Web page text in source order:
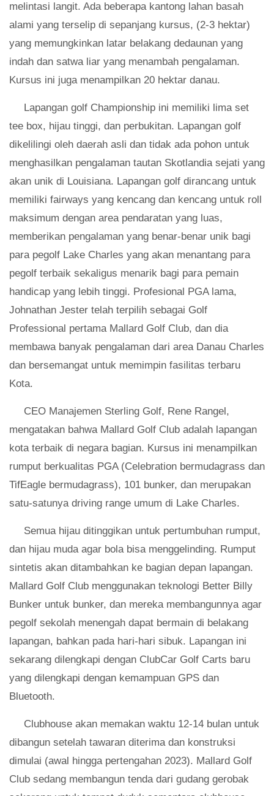
melintasi langit. Ada beberapa kantong lahan basah
alami yang terselip di sepanjang kursus, (2-3 hektar)
yang memungkinkan latar belakang dedaunan yang
indah dan satwa liar yang menambah pengalaman.
Kursus ini juga menampilkan 20 hektar danau.
Lapangan golf Championship ini memiliki lima set
tee box, hijau tinggi, dan perbukitan. Lapangan golf
dikelilingi oleh daerah asli dan tidak ada pohon untuk
menghasilkan pengalaman tautan Skotlandia sejati yang
akan unik di Louisiana. Lapangan golf dirancang untuk
memiliki fairways yang kencang dan kencang untuk roll
maksimum dengan area pendaratan yang luas,
memberikan pengalaman yang benar-benar unik bagi
para pegolf Lake Charles yang akan menantang para
pegolf terbaik sekaligus menarik bagi para pemain
handicap yang lebih tinggi. Profesional PGA lama,
Johnathan Jester telah terpilih sebagai Golf
Professional pertama Mallard Golf Club, dan dia
membawa banyak pengalaman dari area Danau Charles
dan bersemangat untuk memimpin fasilitas terbaru
Kota.
CEO Manajemen Sterling Golf, Rene Rangel,
mengatakan bahwa Mallard Golf Club adalah lapangan
kota terbaik di negara bagian. Kursus ini menampilkan
rumput berkualitas PGA (Celebration bermudagrass dan
TifEagle bermudagrass), 101 bunker, dan merupakan
satu-satunya driving range umum di Lake Charles.
Semua hijau ditinggikan untuk pertumbuhan rumput,
dan hijau muda agar bola bisa menggelinding. Rumput
sintetis akan ditambahkan ke bagian depan lapangan.
Mallard Golf Club menggunakan teknologi Better Billy
Bunker untuk bunker, dan mereka membangunnya agar
pegolf sekolah menengah dapat bermain di belakang
lapangan, bahkan pada hari-hari sibuk. Lapangan ini
sekarang dilengkapi dengan ClubCar Golf Carts baru
yang dilengkapi dengan kemampuan GPS dan
Bluetooth.
Clubhouse akan memakan waktu 12-14 bulan untuk
dibangun setelah tawaran diterima dan konstruksi
dimulai (awal hingga pertengahan 2023). Mallard Golf
Club sedang membangun tenda dari gudang gerobak